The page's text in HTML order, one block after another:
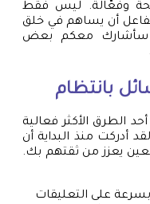
وفعّالة. ليس فقط
أن يساهم في خلق
سأشارك معكم بعض
بانتظام
الطرق الأكثر فعالية
أدركت منذ البداية أن
يعزز من ثقتهم بك.
على التعليقات